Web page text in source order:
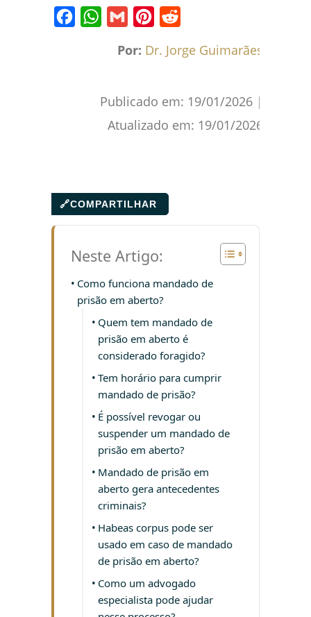
Por: Dr. Jorge Guimarães
Publicado em: 19/01/2026 |
Atualizado em: 19/01/2026
🔗COMPARTILHAR
Neste Artigo:
Como funciona mandado de
prisão em aberto?
Quem tem mandado de
prisão em aberto é
considerado foragido?
Tem horário para cumprir
mandado de prisão?
É possível revogar ou
suspender um mandado de
prisão em aberto?
Mandado de prisão em
aberto gera antecedentes
criminais?
Habeas corpus pode ser
usado em caso de mandado
de prisão em aberto?
Como um advogado
especialista pode ajudar